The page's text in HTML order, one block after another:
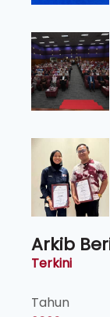
Arkib
Terkini
Tahun